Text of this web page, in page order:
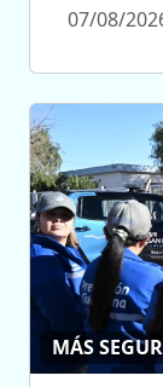
07/08/
MÁS